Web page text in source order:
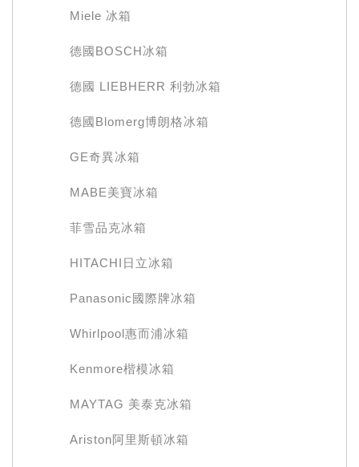
Miele 冰箱
德國BOSCH冰箱
德國 LIEBHERR 利勃冰箱
德國Blomerg博朗格冰箱
GE奇異冰箱
MABE美寶冰箱
菲雪品克冰箱
HITACHI日立冰箱
Panasonic國際牌冰箱
Whirlpool惠而浦冰箱
Kenmore楷模冰箱
MAYTAG 美泰克冰箱
Ariston阿里斯頓冰箱